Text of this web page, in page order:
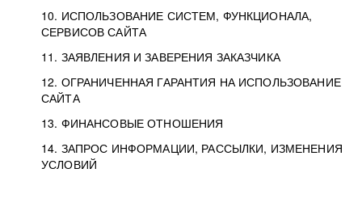
10. ИСПОЛЬЗОВАНИЕ СИСТЕМ, ФУНКЦИОНАЛА,
СЕРВИСОВ САЙТА
11. ЗАЯВЛЕНИЯ И ЗАВЕРЕНИЯ ЗАКАЗЧИКА
12. ОГРАНИЧЕННАЯ ГАРАНТИЯ НА ИСПОЛЬЗОВАНИЕ
САЙТА
13. ФИНАНСОВЫЕ ОТНОШЕНИЯ
14. ЗАПРОС ИНФОРМАЦИИ, РАССЫЛКИ, ИЗМЕНЕНИЯ
УСЛОВИЙ